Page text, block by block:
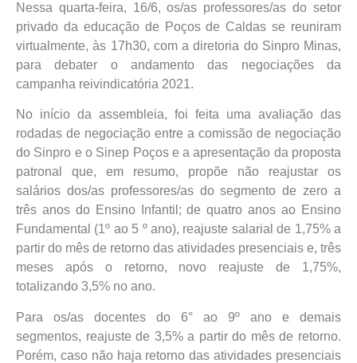
Nessa quarta-feira, 16/6, os/as professores/as do setor
privado da educação de Poços de Caldas se reuniram
virtualmente, às 17h30, com a diretoria do Sinpro Minas,
para debater o andamento das negociações da
campanha reivindicatória 2021.
No início da assembleia, foi feita uma avaliação das
rodadas de negociação entre a comissão de negociação
do Sinpro e o Sinep Poços e a apresentação da proposta
patronal que, em resumo, propõe não reajustar os
salários dos/as professores/as do segmento de zero a
três anos do Ensino Infantil; de quatro anos ao Ensino
Fundamental (1º ao 5 º ano), reajuste salarial de 1,75% a
partir do mês de retorno das atividades presenciais e, três
meses após o retorno, novo reajuste de 1,75%,
totalizando 3,5% no ano.
Para os/as docentes do 6° ao 9º ano e demais
segmentos, reajuste de 3,5% a partir do mês de retorno.
Porém, caso não haja retorno das atividades presenciais